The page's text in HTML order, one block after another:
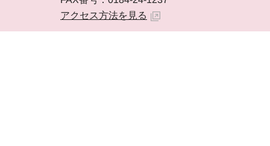
アクセス方法を見る